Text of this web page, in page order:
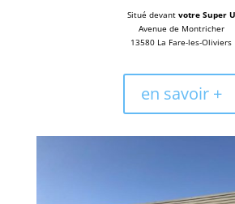
Situé devantvotre Super U
Avenue de Montricher
13580 La Fare-les-Oliviers
en savoir +